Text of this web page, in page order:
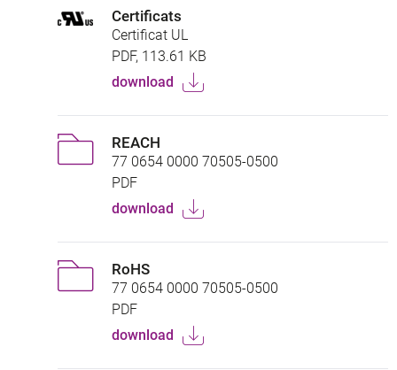
Certificats
Certificat UL
PDF, 113.61 KB
download
REACH
77 0654 0000 70505-0500
PDF
download
RoHS
77 0654 0000 70505-0500
PDF
download